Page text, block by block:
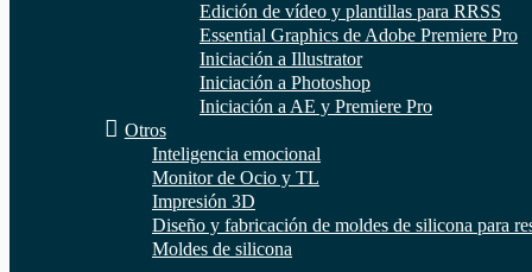
Edición de vídeo y plantillas para RRSS
Essential Graphics de Adobe Premiere Pro
Iniciación a Illustrator
Iniciación a Photoshop
Iniciación a AE y Premiere Pro
Otros
Inteligencia emocional
Monitor de Ocio y TL
Impresión 3D
Diseño y fabricación de moldes de silicona para
Moldes de silicona